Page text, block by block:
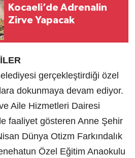
Kocaeli’de Adrenalin
Zirve Yapacak
gerçekleştirdiği özel
dokunmaya devam ediyor.
Aile Hizmetleri Dairesi
faaliyet gösteren Anne Şehir
Dünya Otizm Farkındalık
Özel Eğitim Anaokulu